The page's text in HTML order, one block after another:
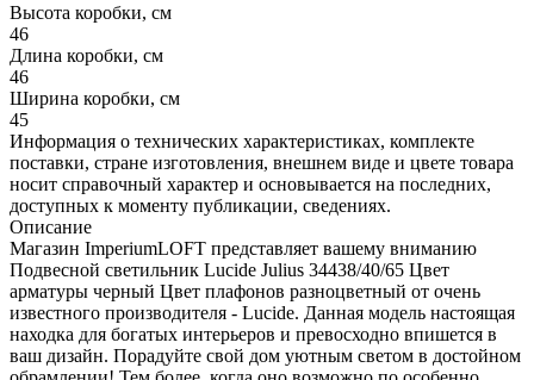
Высота коробки, см
46
Длина коробки, см
46
Ширина коробки, см
45
Информация о технических характеристиках, комплекте
поставки, стране изготовления, внешнем виде и цвете товара
носит справочный характер и основывается на последних,
доступных к моменту публикации, сведениях.
Описание
Магазин ImperiumLOFT представляет вашему вниманию
Подвесной светильник Lucide Julius 34438/40/65 Цвет
арматуры черный Цвет плафонов разноцветный от очень
известного производителя - Lucide. Данная модель настоящая
находка для богатых интерьеров и превосходно впишется в
ваш дизайн. Порадуйте свой дом уютным светом в достойном